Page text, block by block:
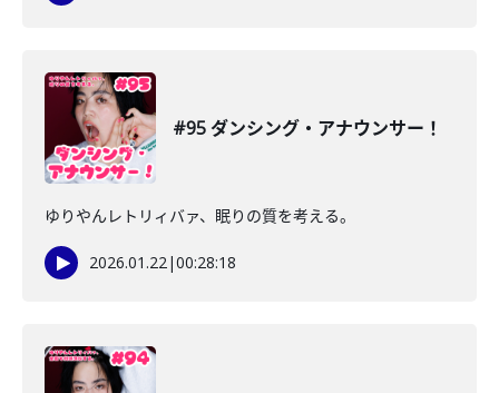
#95 ダンシング・アナウンサー！
ゆりやんレトリィバァ、眠りの質を考える。
2026.01.22|00:28:18